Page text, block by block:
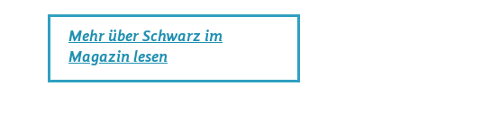
Mehr über Schwarz im
Magazin lesen